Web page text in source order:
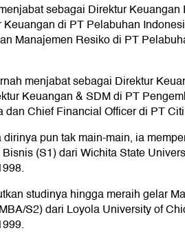
sebagai Direktur Keuangan
di PT Pelabuhan
Manajemen Resiko di PT
menjabat sebagai Direktur
Keuangan & SDM di PT
dan Chief Financial Officer di PT
pun tak main-main, ia
(S1) dari Wichita State
studinya hingga meraih gelar
S2) dari Loyola University of